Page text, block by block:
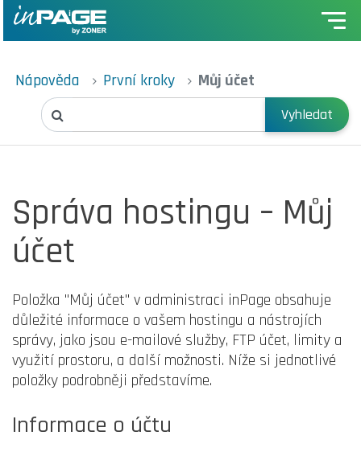
Nápověda První kroky Můj účet
Vyhledat
Správa hostingu – Můj
účet
Položka "Můj účet" v administraci inPage obsahuje
důležité informace o vašem hostingu a nástrojích
správy, jako jsou e-mailové služby, FTP účet, limity a
využití prostoru, a další možnosti. Níže si jednotlivé
položky podrobněji představíme.
Informace o účtu